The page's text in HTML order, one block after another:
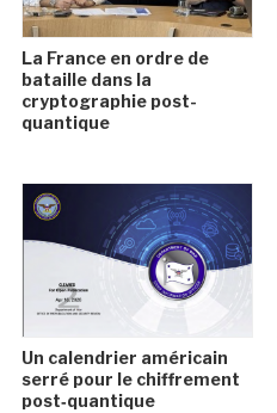
La France en ordre de
bataille dans la
cryptographie post-
quantique
Un calendrier américain
serré pour le chiffrement
post‑quantique